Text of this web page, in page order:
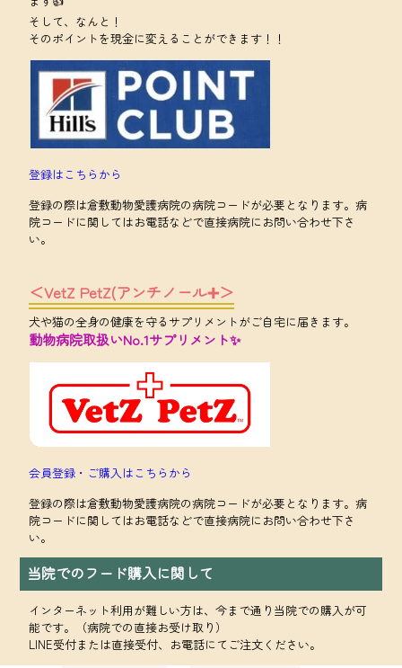
そして、なんと！
そのポイントを現金に変えることができます！！
登録はこちらから
登録の際は倉敷動物愛護病院の病院コードが必要となります。病
院コードに関してはお電話などで直接病院にお問い合わせ下さ
い。
＜VetZ PetZ(アンチノール➕＞
犬や猫の全身の健康を守るサプリメントがご自宅に届きます。
動物病院取扱いNo.1サプリメント✨
会員登録・ご購入はこちらから
登録の際は倉敷動物愛護病院の病院コードが必要となります。病
院コードに関してはお電話などで直接病院にお問い合わせ下さ
い。
当院でのフード購入に関して
インターネット利用が難しい方は、今まで通り当院での購入が可
能です。（病院での直接お受け取り）
LINE受付または直接受付、お電話にてご注文ください。